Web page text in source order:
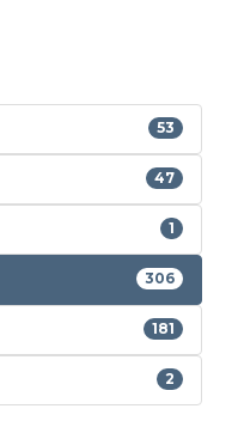
53
47
1
306
181
2